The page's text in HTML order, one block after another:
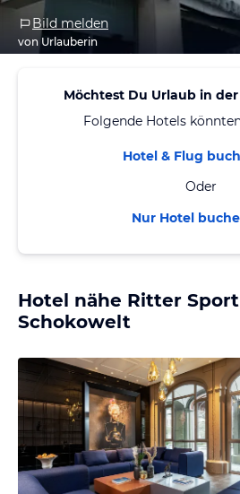
Bild melden
von Urlauberin
Möchtest Du Urlaub in
Folgende Hotels
Hotel & Flug
Oder
Nur Hotel
Hotel nähe Ritter
Schokowelt